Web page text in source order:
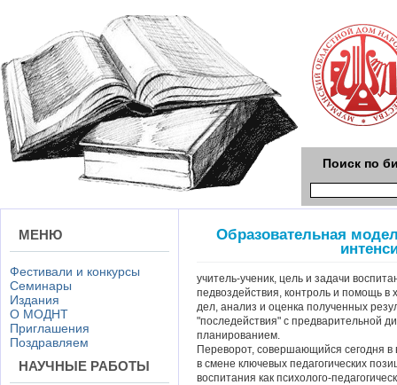
Поиск по
МЕНЮ
Фестивали и конкурсы
Семинары
Издания
О МОДНТ
Приглашения
Поздравляем
НАУЧНЫЕ РАБОТЫ
Образовательная
учитель-ученик, цель и задачи
педвоздействия, контроль и помощь в
дел, анализ и оценка полученных
"последействия" с предварительной
планированием.
Переворот, совершающийся сегодня
в смене ключевых педагогических
воспитания как психолого-